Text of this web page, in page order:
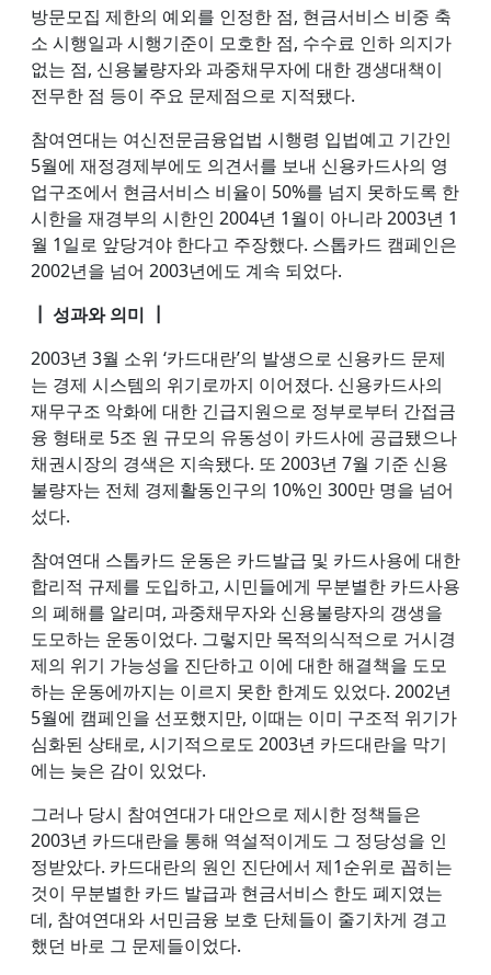
방문모집 제한의 예외를 인정한 점, 현금서비스 비중 축
소 시행일과 시행기준이 모호한 점, 수수료 인하 의지가
없는 점, 신용불량자와 과중채무자에 대한 갱생대책이
전무한 점 등이 주요 문제점으로 지적됐다.
참여연대는 여신전문금융업법 시행령 입법예고 기간인
5월에 재정경제부에도 의견서를 보내 신용카드사의 영
업구조에서 현금서비스 비율이 50%를 넘지 못하도록 한
시한을 재경부의 시한인 2004년 1월이 아니라 2003년 1
월 1일로 앞당겨야 한다고 주장했다. 스톱카드 캠페인은
2002년을 넘어 2003년에도 계속 되었다.
┃ 성과와 의미 ┃
2003년 3월 소위 ‘카드대란’의 발생으로 신용카드 문제
는 경제 시스템의 위기로까지 이어졌다. 신용카드사의
재무구조 악화에 대한 긴급지원으로 정부로부터 간접금
융 형태로 5조 원 규모의 유동성이 카드사에 공급됐으나
채권시장의 경색은 지속됐다. 또 2003년 7월 기준 신용
불량자는 전체 경제활동인구의 10%인 300만 명을 넘어
섰다.
참여연대 스톱카드 운동은 카드발급 및 카드사용에 대한
합리적 규제를 도입하고, 시민들에게 무분별한 카드사용
의 폐해를 알리며, 과중채무자와 신용불량자의 갱생을
도모하는 운동이었다. 그렇지만 목적의식적으로 거시경
제의 위기 가능성을 진단하고 이에 대한 해결책을 도모
하는 운동에까지는 이르지 못한 한계도 있었다. 2002년
5월에 캠페인을 선포했지만, 이때는 이미 구조적 위기가
심화된 상태로, 시기적으로도 2003년 카드대란을 막기
에는 늦은 감이 있었다.
그러나 당시 참여연대가 대안으로 제시한 정책들은
2003년 카드대란을 통해 역설적이게도 그 정당성을 인
정받았다. 카드대란의 원인 진단에서 제1순위로 꼽히는
것이 무분별한 카드 발급과 현금서비스 한도 폐지였는
데, 참여연대와 서민금융 보호 단체들이 줄기차게 경고
했던 바로 그 문제들이었다.